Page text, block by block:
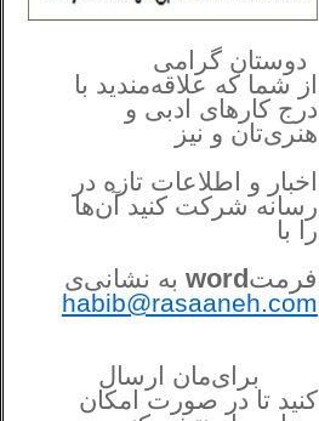
دوستان گرامی
از شما که علاقه‌مندید با
درج کارهای‌ ادبی و
هنری‌تان و نیز
اخبار و اطلاعات تازه در
رسانه شرکت کنید آن‌ها
را با
فرمتword به نشانی‌ی
habib@rasaaneh.com
برای‌مان ارسال
کنید تا در صورت امکان